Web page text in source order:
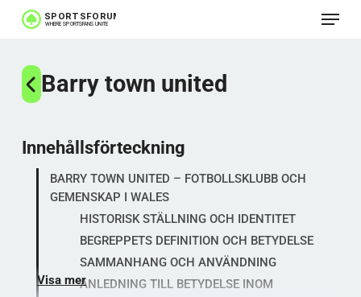
Hoppa
huvudinnehåll
Meny
Barry town united
Innehållsförteckning
BARRY TOWN UNITED – FOTBOLLSKLUBB OCH
GEMENSKAP I WALES
HISTORISK STÄLLNING OCH IDENTITET
BEGREPPETS DEFINITION OCH BETYDELSE
SAMMANHANG OCH ANVÄNDNING
ANLEDNING TILL BETYDELSE INOM
Visa mer